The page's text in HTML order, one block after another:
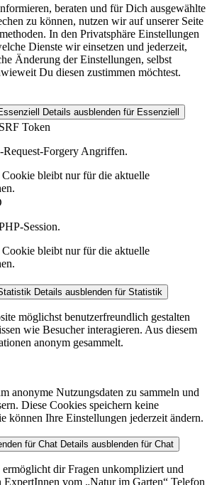
beraten und für Dich ausgewählte
zu können, nutzen wir auf unserer Seite
In den Privatsphäre Einstellungen
Dienste wir einsetzen und jederzeit,
Änderung der Einstellungen, selbst
Du diesen zustimmen möchtest.
Details ausblenden für Essenziell
Token
Request-Forgery Angriffen.
Cookie bleibt nur für die aktuelle
Session.
Cookie bleibt nur für die aktuelle
Details ausblenden für Statistik
möglichst benutzerfreundlich gestalten
wie Besucher interagieren. Aus diesem
anonym gesammelt.
anonyme Nutzungsdaten zu sammeln und
Diese Cookies speichern keine
können Ihre Einstellungen jederzeit ändern.
für Chat Details ausblenden für Chat
dir Fragen unkompliziert und
ExpertInnen vom „Natur im Garten“ Telefon